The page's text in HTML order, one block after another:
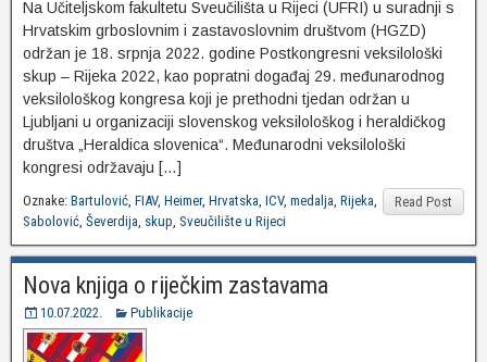
Na Učiteljskom fakultetu Sveučilišta u Rijeci (UFRI) u suradnji s
Hrvatskim grboslovnim i zastavoslovnim društvom (HGZD)
održan je 18. srpnja 2022. godine Postkongresni veksilološki
skup – Rijeka 2022, kao popratni događaj 29. međunarodnog
veksilološkog kongresa koji je prethodni tjedan održan u
Ljubljani u organizaciji slovenskog veksilološkog i heraldičkog
društva „Heraldica slovenica“. Međunarodni veksilološki
kongresi održavaju […]
Read Post
Oznake: Bartulović, FIAV, Heimer, Hrvatska, ICV, medalja, Rijeka,
Sabolović, Ševerdija, skup, Sveučilište u Rijeci
Nova knjiga o riječkim zastavama
10.07.2022. Publikacije